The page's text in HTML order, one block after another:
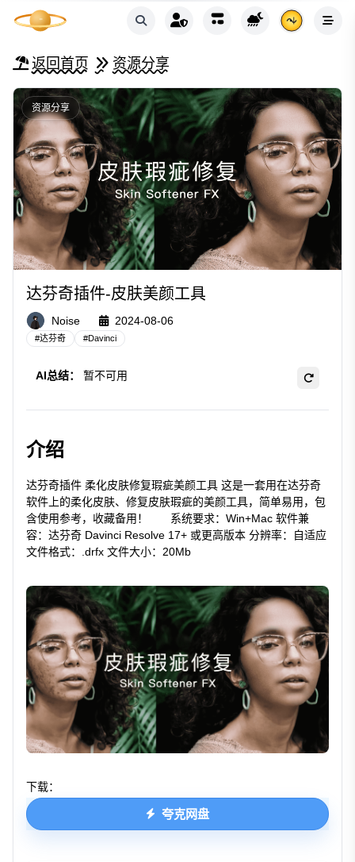
返回首页 资源分享
资源分享
达芬奇插件-皮肤美颜工具
Noise 2024-08-06
#达芬奇 #Davinci
AI总结： 暂不可用
介绍
达芬奇插件 柔化皮肤修复瑕疵美颜工具 这是一套用在达芬奇
软件上的柔化皮肤、修复皮肤瑕疵的美颜工具，简单易用，包
含使用参考，收藏备用！ ‎‎‎ ‎ ‎ ‎‎ ‎ ‎ 系统要求：Win+Mac 软件兼
容：达芬奇 Davinci Resolve 17+ 或更高版本 分辨率：自适应
文件格式：.drfx 文件大小：20Mb
下载：
夸克网盘